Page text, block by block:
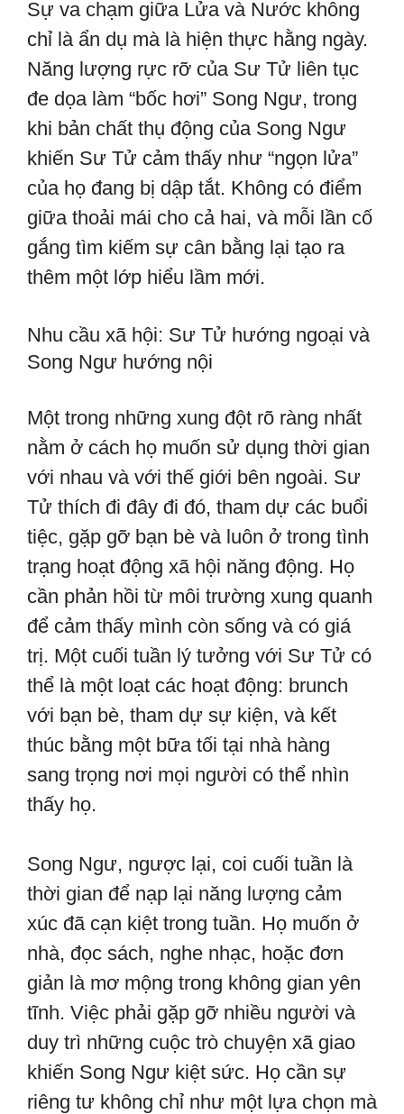
Sự va chạm giữa Lửa và Nước không
chỉ là ẩn dụ mà là hiện thực hằng ngày.
Năng lượng rực rỡ của Sư Tử liên tục
đe dọa làm “bốc hơi” Song Ngư, trong
khi bản chất thụ động của Song Ngư
khiến Sư Tử cảm thấy như “ngọn lửa”
của họ đang bị dập tắt. Không có điểm
giữa thoải mái cho cả hai, và mỗi lần cố
gắng tìm kiếm sự cân bằng lại tạo ra
thêm một lớp hiểu lầm mới.
Nhu cầu xã hội: Sư Tử hướng ngoại và
Song Ngư hướng nội
Một trong những xung đột rõ ràng nhất
nằm ở cách họ muốn sử dụng thời gian
với nhau và với thế giới bên ngoài. Sư
Tử thích đi đây đi đó, tham dự các buổi
tiệc, gặp gỡ bạn bè và luôn ở trong tình
trạng hoạt động xã hội năng động. Họ
cần phản hồi từ môi trường xung quanh
để cảm thấy mình còn sống và có giá
trị. Một cuối tuần lý tưởng với Sư Tử có
thể là một loạt các hoạt động: brunch
với bạn bè, tham dự sự kiện, và kết
thúc bằng một bữa tối tại nhà hàng
sang trọng nơi mọi người có thể nhìn
thấy họ.
Song Ngư, ngược lại, coi cuối tuần là
thời gian để nạp lại năng lượng cảm
xúc đã cạn kiệt trong tuần. Họ muốn ở
nhà, đọc sách, nghe nhạc, hoặc đơn
giản là mơ mộng trong không gian yên
tĩnh. Việc phải gặp gỡ nhiều người và
duy trì những cuộc trò chuyện xã giao
khiến Song Ngư kiệt sức. Họ cần sự
riêng tư không chỉ như một lựa chọn mà